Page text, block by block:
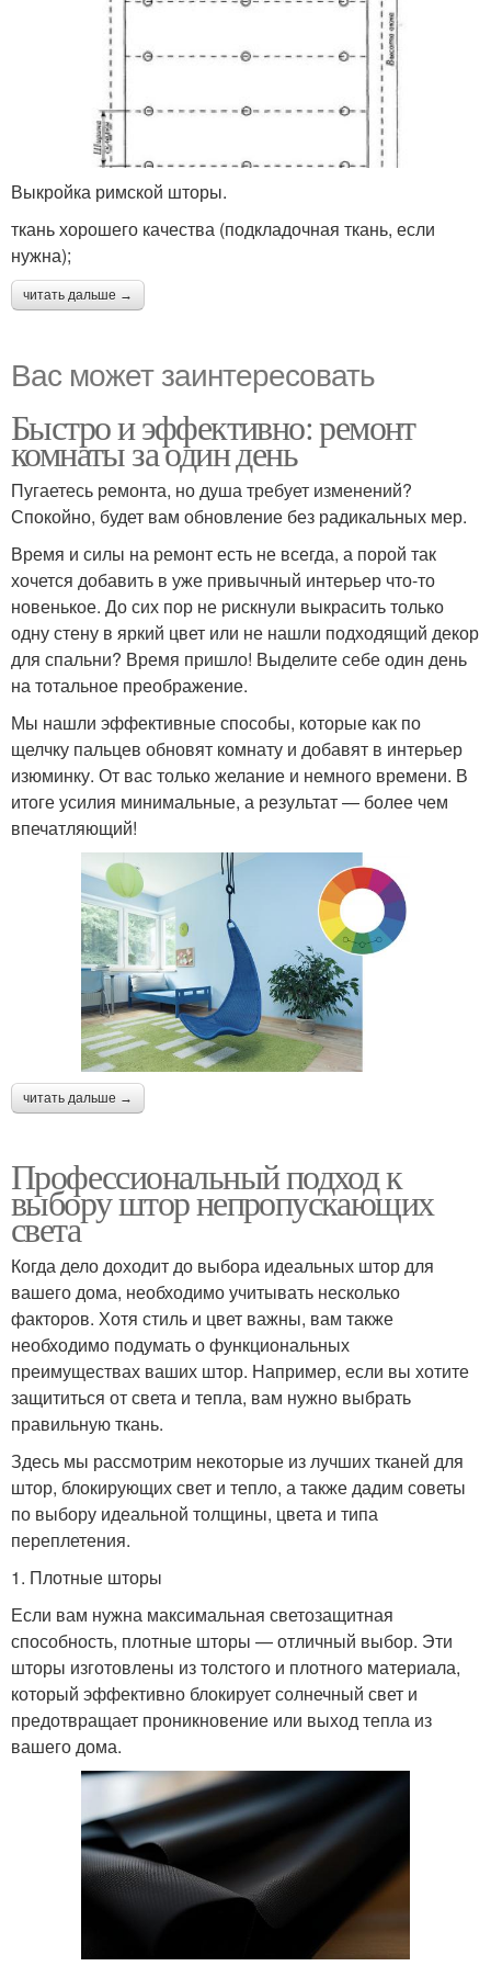
Выкройка римской шторы.
ткань хорошего качества (подкладочная ткань, если
нужна);
читать дальше →
Вас может заинтересовать
Быстро и эффективно: ремонт
комнаты за один день
Пугаетесь ремонта, но душа требует изменений?
Спокойно, будет вам обновление без радикальных мер.
Время и силы на ремонт есть не всегда, а порой так
хочется добавить в уже привычный интерьер что-то
новенькое. До сих пор не рискнули выкрасить только
одну стену в яркий цвет или не нашли подходящий декор
для спальни? Время пришло! Выделите себе один день
на тотальное преображение.
Мы нашли эффективные способы, которые как по
щелчку пальцев обновят комнату и добавят в интерьер
изюминку. От вас только желание и немного времени. В
итоге усилия минимальные, а результат — более чем
впечатляющий!
читать дальше →
Профессиональный подход к
выбору штор непропускающих
света
Когда дело доходит до выбора идеальных штор для
вашего дома, необходимо учитывать несколько
факторов. Хотя стиль и цвет важны, вам также
необходимо подумать о функциональных
преимуществах ваших штор. Например, если вы хотите
защититься от света и тепла, вам нужно выбрать
правильную ткань.
Здесь мы рассмотрим некоторые из лучших тканей для
штор, блокирующих свет и тепло, а также дадим советы
по выбору идеальной толщины, цвета и типа
переплетения.
1. Плотные шторы
Если вам нужна максимальная светозащитная
способность, плотные шторы — отличный выбор. Эти
шторы изготовлены из толстого и плотного материала,
который эффективно блокирует солнечный свет и
предотвращает проникновение или выход тепла из
вашего дома.